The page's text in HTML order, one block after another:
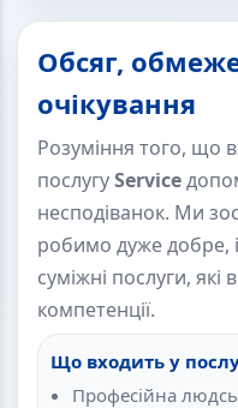
Обсяг,
очікування
Розуміння того, що
послугуService
несподіванок. Ми
робимо дуже добре,
суміжні послуги,
компетенції.
Що входить у
Професійна